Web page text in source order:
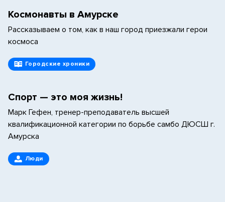
Космонавты в Амурске
Рассказываем о том, как в наш город приезжали герои
космоса
Городские хроники
Спорт — это моя жизнь!
Марк Гефен, тренер-преподаватель высшей
квалификационной категории по борьбе самбо ДЮСШ г.
Амурска
Люди